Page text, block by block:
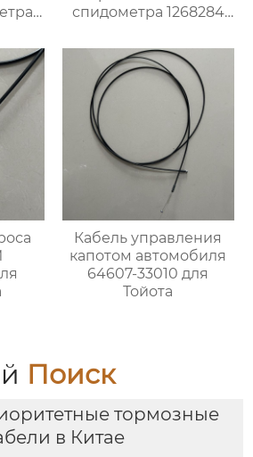
спидометра 1268284
Кабель управления
капотом автомобиля
64607-33010 для
Тойота
Поиск
тормозные
в Китае